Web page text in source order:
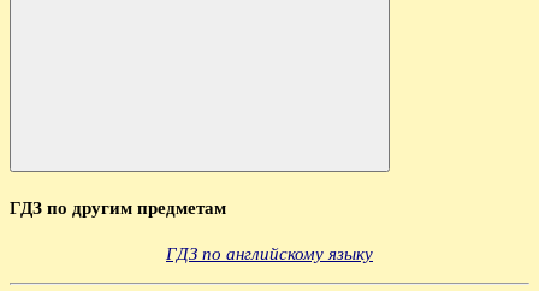
Поиск
ГДЗ по другим предметам
ГДЗ по английскому языку